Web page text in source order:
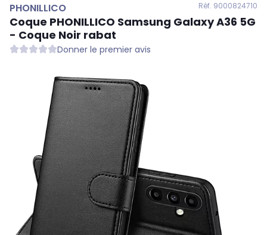
PHONILLICO Réf. 9000824710
Coque PHONILLICO Samsung Galaxy A36 5G
- Coque Noir rabat
Donner le premier avis